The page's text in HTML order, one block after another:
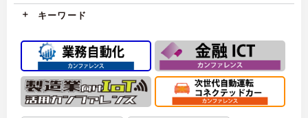
キーワード